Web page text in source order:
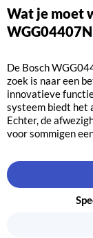
Wat je moet weten van de Bosch
De Bosch
zoek is naar een
innovatieve
systeem biedt het
Echter, de
voor sommigen